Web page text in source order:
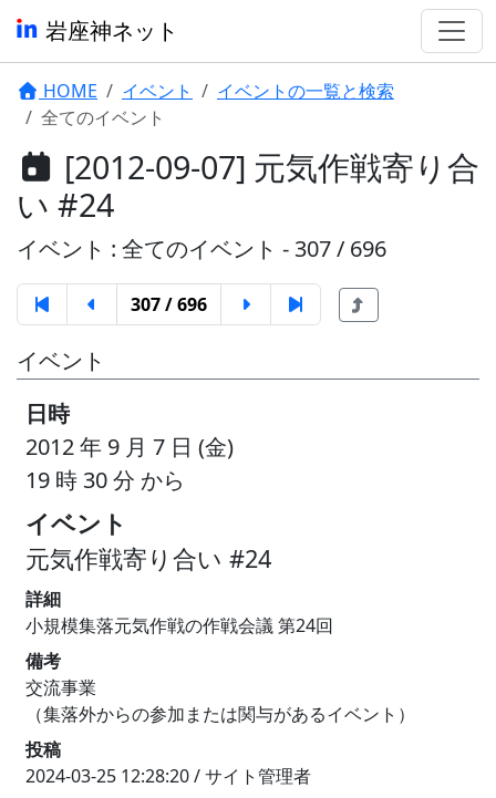
岩座神ネット
HOME イベント
イベントの一覧と検索
全てのイベント
[2012-09-07] 元気作戦寄り合
い #24
イベント : 全てのイベント - 307 / 696
307 / 696
イベント
日時
2012 年 9 月 7 日 (金)
19 時 30 分 から
イベント
元気作戦寄り合い #24
詳細
小規模集落元気作戦の作戦会議 第24回
備考
交流事業
（集落外からの参加または関与があるイベント）
投稿
2024-03-25 12:28:20 / サイト管理者